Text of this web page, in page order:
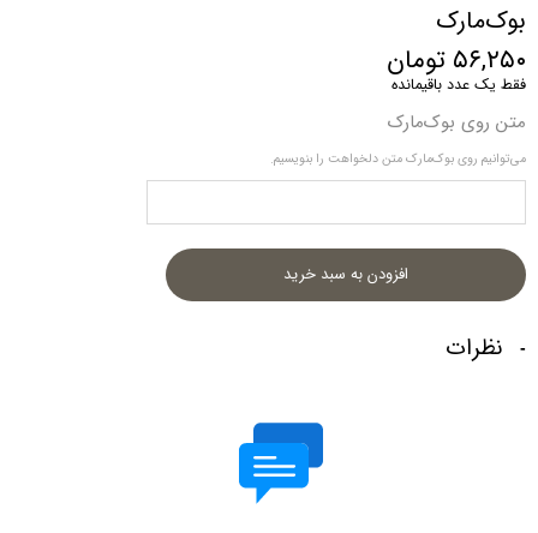
بوک‌مارک
۵۶,۲۵۰ تومان
فقط یک عدد باقیمانده
متن روی بوک‌مارک
می‌توانیم روی بوک‌مارک متن دلخواهت را بنویسیم.
افزودن به سبد خرید
نظرات